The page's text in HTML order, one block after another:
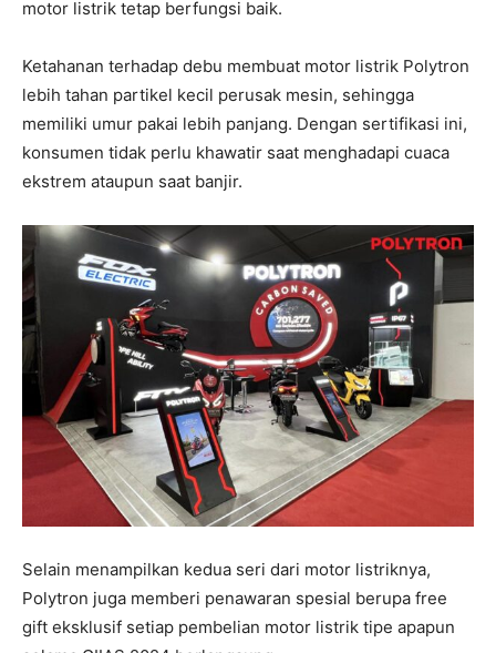
motor listrik tetap berfungsi baik.
Ketahanan terhadap debu membuat motor listrik Polytron
lebih tahan partikel kecil perusak mesin, sehingga
memiliki umur pakai lebih panjang. Dengan sertifikasi ini,
konsumen tidak perlu khawatir saat menghadapi cuaca
ekstrem ataupun saat banjir.
Selain menampilkan kedua seri dari motor listriknya,
Polytron juga memberi penawaran spesial berupa free
gift eksklusif setiap pembelian motor listrik tipe apapun